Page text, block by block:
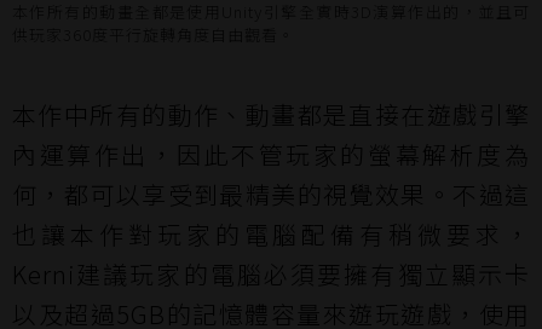
本作中所有的動作、動畫都是直接在遊戲引擎
內運算作出，因此不管玩家的螢幕解析度為
何，都可以享受到最精美的視覺效果。不過這
也讓本作對玩家的電腦配備有稍微要求，
Kerni建議玩家的電腦必須要擁有獨立顯示卡
以及超過5GB的記憶體容量來遊玩遊戲，使用